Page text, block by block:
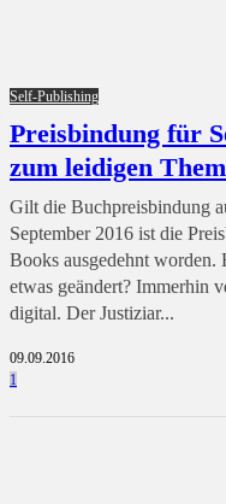
Self-Publishing
Preisbindung für
zum leidigen
Gilt die Buchpreisbindung
September 2016 ist die
Books ausgedehnt worden.
etwas geändert? Immerhin
digital. Der Justiziar...
09.09.2016
1